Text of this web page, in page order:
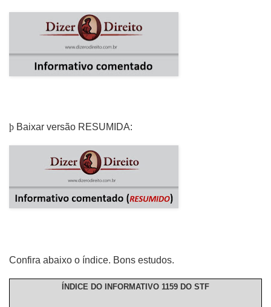
þ Baixar versão RESUMIDA:
Confira abaixo o índice. Bons estudos.
ÍNDICE DO INFORMATIVO 1159 DO STF